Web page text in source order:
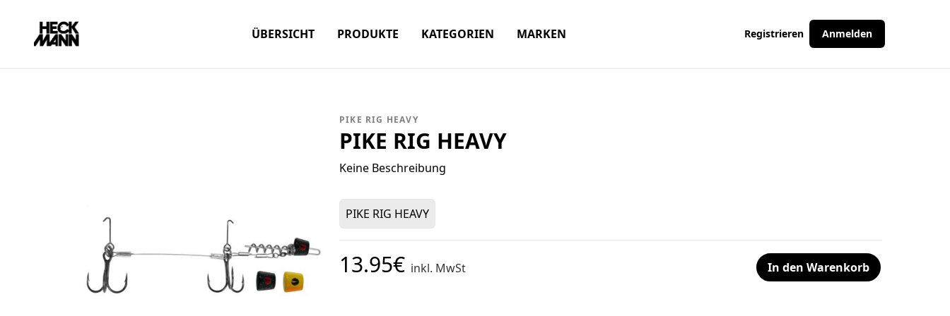
ÜBERSICHT PRODUKTE KATEGORIEN MARKEN Registrieren Anmelden
PIKE RIG HEAVY
PIKE RIG HEAVY
Keine Beschreibung
PIKE RIG HEAVY
13.95€ inkl. MwSt In den Warenkorb